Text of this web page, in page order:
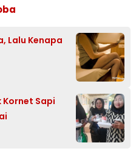
Lalu Kenapa
Kornet Sapi